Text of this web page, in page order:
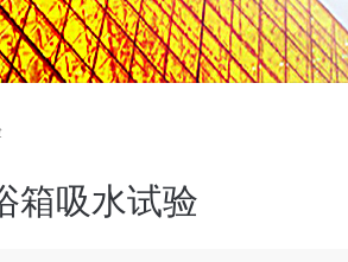
箱吸水试验